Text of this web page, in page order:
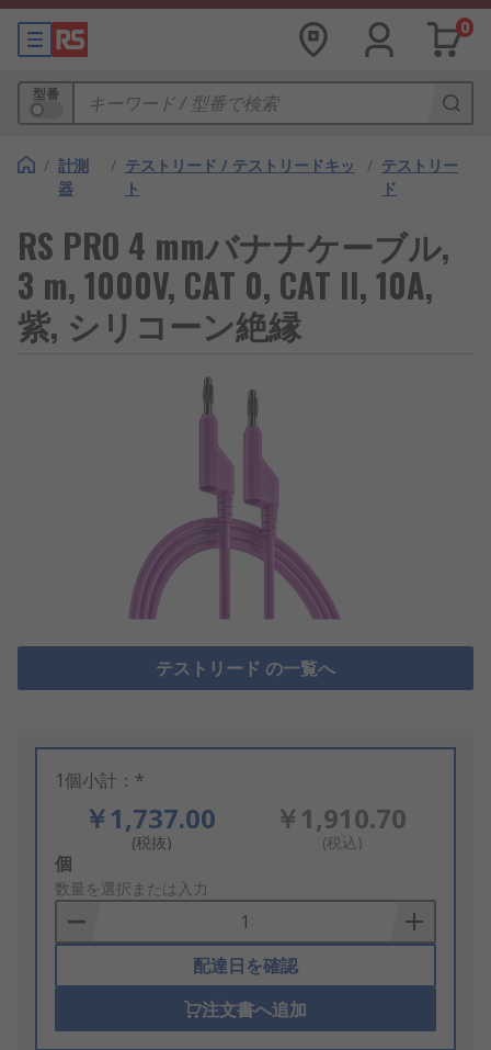
0
型番
/ 計測
器
/ テストリード / テストリードキッ
ト
/ テストリー
ド
RS PRO 4 mmバナナケーブル,
3 m, 1000V, CAT 0, CAT II, 10A,
紫, シリコーン絶縁
テストリード の一覧へ
1個小計：*
￥1,737.00
(税抜)
￥1,910.70
(税込)
Add
to
Basket
個
数量を選択または入力
配達日を確認
注文書へ追加